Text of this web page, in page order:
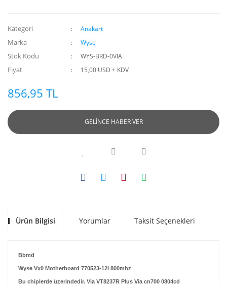
Kategori Anakart
Marka Wyse
Stok Kodu WYS-BRD-0VIA
Fiyat 15,00 USD + KDV
856,95 TL
GELİNCE HABER VER
Ürün Bilgisi Yorumlar Taksit Seçenekleri
Bbmd
Wyse Vx0 Motherboard 770523-12l 800mhz
Bu chiplerde üzerindedir. Via VT8237R Plus Via cn700 0804cd